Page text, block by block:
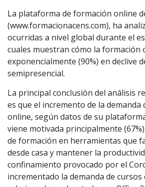
La plataforma de formación online
(www.formacionacens.com), ha
ocurridas a nivel global durante el
cuales muestran cómo la formación
exponencialmente (90%) en declive
semipresencial.
La principal conclusión del análisis
es que el incremento de la demanda
online, según datos de su
viene motivada principalmente
de formación en herramientas que
desde casa y mantener la
confinamiento provocado por el
incrementado la demanda de cursos